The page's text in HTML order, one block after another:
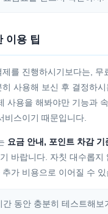
이용 팁
를 진행하시기보다는, 무
사용해 보신 후 결정하
사용을 해봐야만 기능과
비스이기 때문입니다.
요금 안내, 포인트 차감
바랍니다. 자칫 대수롭지
가 비용으로 이어질 수 있
간 동안 충분히 테스트해보